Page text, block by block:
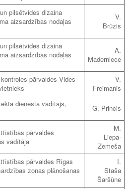
pilsētvides dizaina
aizsardzības nodaļas
V.
Brūzis
pilsētvides dizaina
aizsardzības nodaļas
A.
Maderniece
pārvaldes Vides
V.
Freimanis
dienesta vadītājs,
G. Princis
pārvaldes
vadītāja
M.
Liepa-
Zemeša
pārvaldes Rīgas
zonas plānošanas
I.
Staša
Šaršūne